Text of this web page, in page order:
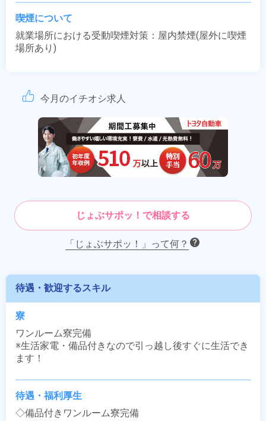
喫煙について
就業場所における受動喫煙対策：屋内禁煙(屋外に喫煙
場所あり)
今月のイチオシ求人
じょぶサポッ！で相談する
「じょぶサポッ！」って何？
待遇・歓迎するスキル
寮
ワンルーム寮完備
※生活家電・備品付きなので引っ越し後すぐに生活でき
ます！
待遇・福利厚生
◇備品付きワンルーム寮完備